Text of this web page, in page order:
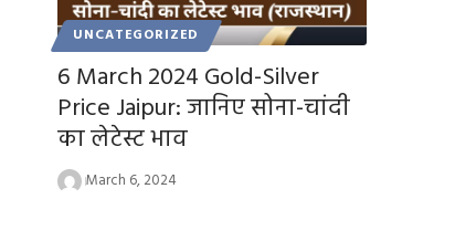
UNCATEGORIZED
6 March 2024 Gold-Silver
Price Jaipur: जानिए सोना-चांदी
का लेटेस्ट भाव
March 6, 2024